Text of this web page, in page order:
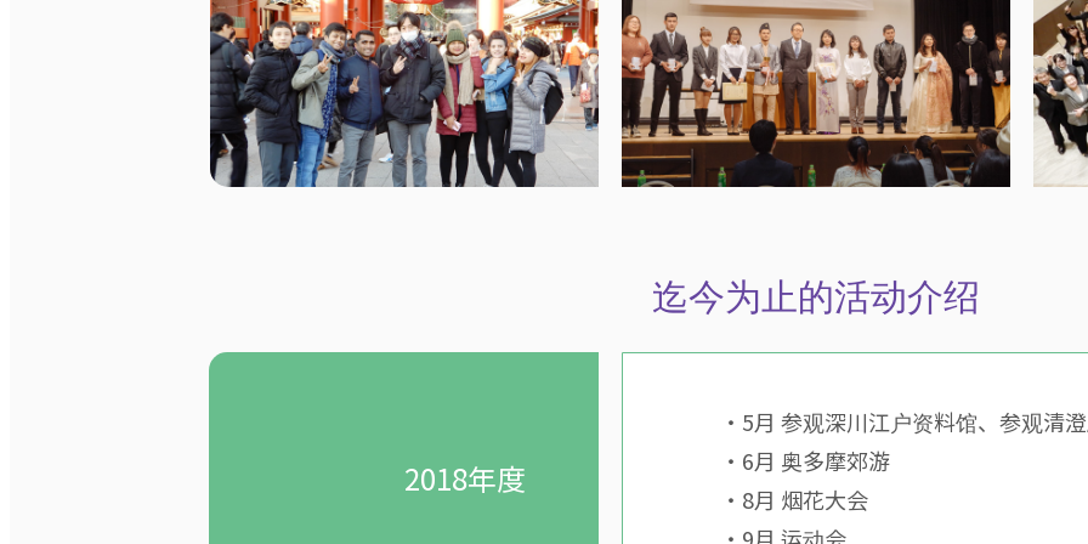
迄今为止的活动介绍
2018年度
・5月 参观深川江户资料馆、参观清
・6月 奥多摩郊游
・8月 烟花大会